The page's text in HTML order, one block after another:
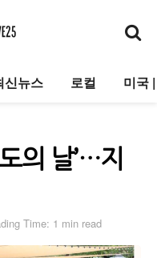
신뉴스 로컬 미국
의 날’…지
Time: 1 min read